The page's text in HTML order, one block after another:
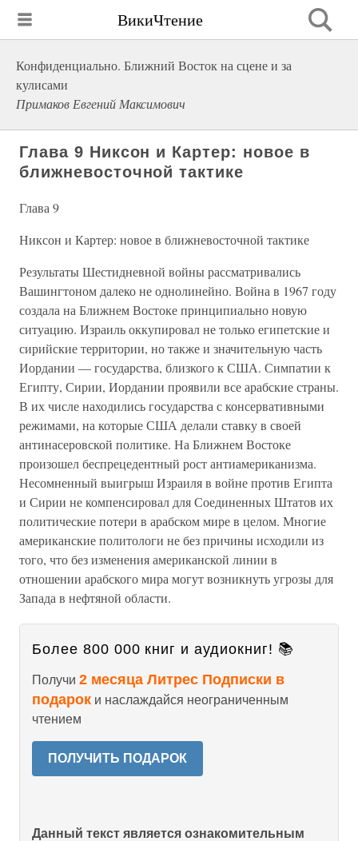
ВикиЧтение
Конфиденциально. Ближний Восток на сцене и за
кулисами
Примаков Евгений Максимович
Глава 9 Никсон и Картер: новое в
ближневосточной тактике
Глава 9
Никсон и Картер: новое в ближневосточной тактике
Результаты Шестидневной войны рассматривались
Вашингтоном далеко не однолинейно. Война в 1967 году
создала на Ближнем Востоке принципиально новую
ситуацию. Израиль оккупировал не только египетские и
сирийские территории, но также и значительную часть
Иордании — государства, близкого к США. Симпатии к
Египту, Сирии, Иордании проявили все арабские страны.
В их числе находились государства с консервативными
режимами, на которые США делали ставку в своей
антинасеровской политике. На Ближнем Востоке
произошел беспрецедентный рост антиамериканизма.
Несомненный выигрыш Израиля в войне против Египта
и Сирии не компенсировал для Соединенных Штатов их
политические потери в арабском мире в целом. Многие
американские политологи не без причины исходили из
того, что без изменения американской линии в
отношении арабского мира могут возникнуть угрозы для
Запада в нефтяной области.
Более 800 000 книг и аудиокниг! 📚
Получи 2 месяца Литрес Подписки в
подарок и наслаждайся неограниченным
чтением
ПОЛУЧИТЬ ПОДАРОК
Данный текст является ознакомительным